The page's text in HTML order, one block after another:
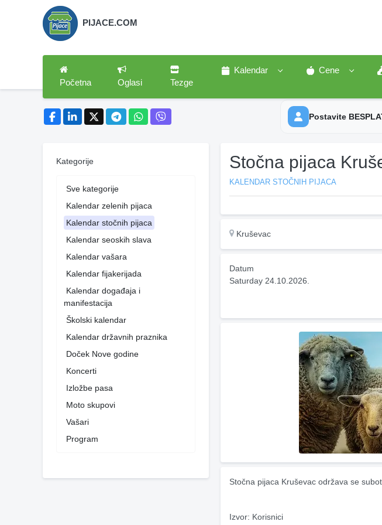
PIJACE.COM
Početna Oglasi Tezge
Kalendar Cene
Postavite
Kategorije
Sve kategorije
Kalendar zelenih pijaca
Kalendar stočnih pijaca
Kalendar seoskih slava
Kalendar vašara
Kalendar fijakerijada
Kalendar događaja i
manifestacija
Školski kalendar
Kalendar državnih praznika
Doček Nove godine
Koncerti
Izložbe pasa
Moto skupovi
Vašari
Program
Stočna pijaca
KALENDAR STOČNIH PIJACA
Kruševac
Datum
Saturday 24.10.2026.
Stočna pijaca Kruševac održava se
Izvor: Korisnici